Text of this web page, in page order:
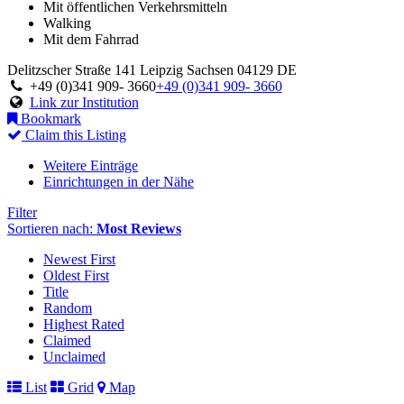
Mit öffentlichen Verkehrsmitteln
Walking
Mit dem Fahrrad
Delitzscher Straße 141 Leipzig Sachsen 04129 DE
+49 (0)341 909- 3660+49 (0)341 909- 3660
Link zur Institution
Bookmark
Claim this Listing
Weitere Einträge
Einrichtungen in der Nähe
Filter
Sortieren nach: Most Reviews
Newest First
Oldest First
Title
Random
Highest Rated
Claimed
Unclaimed
List
Grid Map